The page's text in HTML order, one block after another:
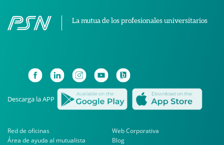
La mutua de los profesionales universitarios
Red de oficinas
Área de ayuda al mutualista
Web Corporativa
Blog
Descarga la APP